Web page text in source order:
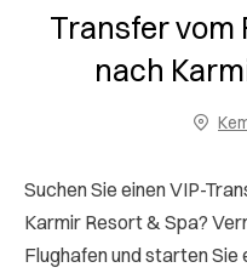
Transfer vom
nach
Suchen Sie einen VIP-
Karmir Resort & Spa?
Flughafen und starten Sie